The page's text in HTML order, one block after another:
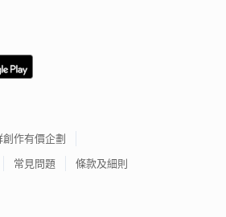
創作有價企劃
常見問題 條款及細則